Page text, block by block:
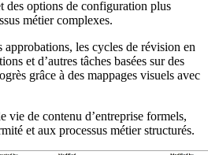
des options de configuration plus
métier complexes.
approbations, les cycles de révision en
et d’autres tâches basées sur des
grâce à des mappages visuels avec
vie de contenu d’entreprise formels,
et aux processus métier structurés.